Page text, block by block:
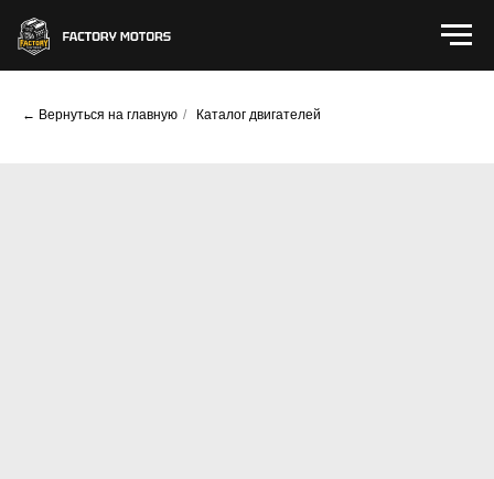
← Вернуться на главную / Каталог двигателей